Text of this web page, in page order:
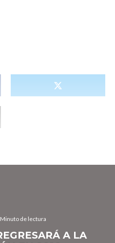
Minuto de lectura
A LA